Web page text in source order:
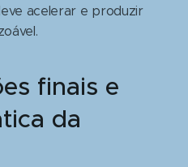
acelerar e produzir
finais e
da